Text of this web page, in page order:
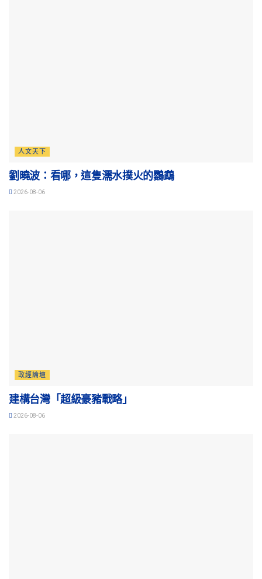
人文天下
劉曉波：看哪，這隻濡水撲火的鸚鵡
2026-08-06
政經論壇
建構台灣「超級豪豬戰略」
2026-08-06